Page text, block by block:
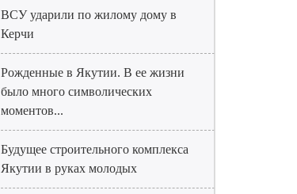
ВСУ ударили по жилому дому в
Керчи
Рожденные в Якутии. В ее жизни
было много символических
моментов...
Будущее строительного комплекса
Якутии в руках молодых